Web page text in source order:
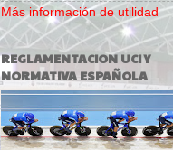
Más información de utilidad
REGLAMENTACION UCI Y
NORMATIVA ESPAÑOLA